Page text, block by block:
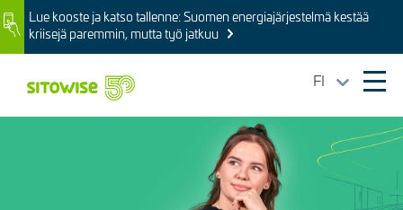
Skip
to
main
ImageLue kooste ja katso tallenne: Suomen energiajärjestelmä kestää
kriisejä paremmin, mutta työ jatkuu
FI